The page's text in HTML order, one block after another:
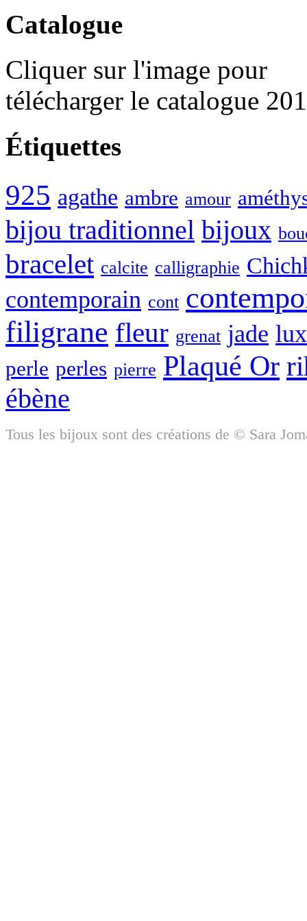
Catalogue
Cliquer sur l'image pour
télécharger le catalogue
Étiquettes
925 agathe ambre amour
bijou traditionnel bijoux
bracelet calcite calligraphie
contemporain cont
filigrane fleur grenat jade
perle perles pierre Plaqué Or
ébène
Tous les bijoux sont des créations de © Sara